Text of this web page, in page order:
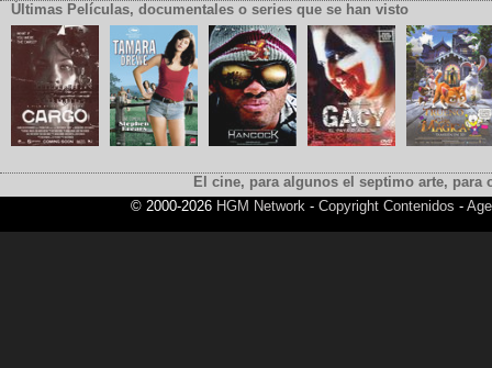
Últimas Películas, documentales o series que se han visto
El cine, para algunos el septimo arte,
© 2000-2026 HGM Network- Copyright Contenidos -